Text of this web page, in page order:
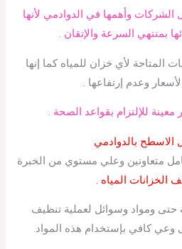
وأهمها في الدوادمي لأنها
بمنتهي السرعة والإتقان .
المتاحة لأي خزان للمياه كما إنها
وعدم إرتفاعها .
معينة للإلتزام بقواعد الصحة .
بالدوادمي
متعاونين وعلي مستوي من الخبرة
الخزانات المياه .
حتى ومواد وسوائل لعملية تنظيف
وعي كافي بإستخدام هذه المواد.